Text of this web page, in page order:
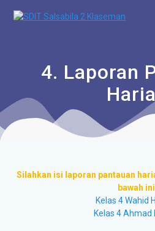
4. Laporan
Silahkan isi laporan pantauan
bawah
Kelas 4 Wahid
Kelas 4 Ahmad